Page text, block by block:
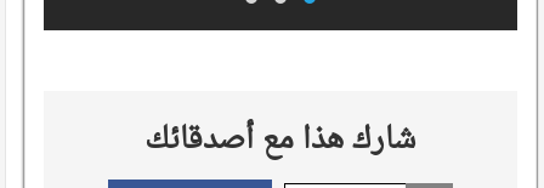
شارك هذا مع أصدقائك